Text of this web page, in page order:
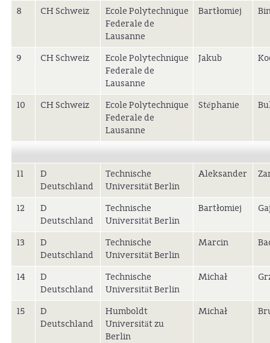
8 CH Schweiz
Ecole Polytechnique
Federale de
Lausanne
Bartłomiej
9 CH Schweiz
Ecole Polytechnique
Federale de
Lausanne
Jakub
10 CH Schweiz
Ecole Polytechnique
Federale de
Lausanne
Stéphanie
11
D
Deutschland
Technische
Universität Berlin
Aleksander
12
D
Deutschland
Technische
Universität Berlin
Bartłomiej
13
D
Deutschland
Technische
Universität Berlin
Marcin
14
D
Deutschland
Technische
Universität Berlin
Michał
15
D
Deutschland
Humboldt
Universität zu
Berlin
Michał